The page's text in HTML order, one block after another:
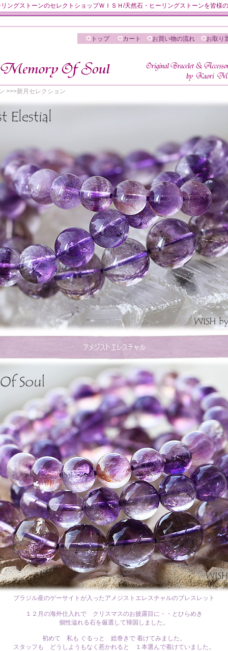
グストーンのセレクトショップＷＩＳＨ/天然石・ヒーリングストーンを皆様の
トップ カート お買い物の流れ お取り
>>>新月セレクション
ブラジル産のゲーサイトが入ったアメジストエレスチャルのブレスレット
１２月の海外仕入れで クリスマスのお披露目に・・とひらめき
個性溢れる石を厳選して帰国しました。
初めて 私も ぐるっと 総巻きで 着けてみました。
スタッフも どうしようもなく惹かれると １本選んで着けていました。